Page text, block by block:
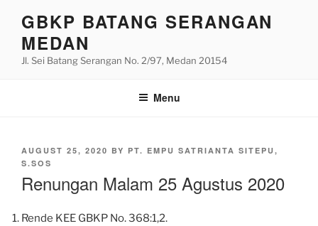
content
GBKP BATANG SERANGAN
MEDAN
Jl. Sei Batang Serangan No. 2/97, Medan 20154
Menu
POSTED
ON
AUGUST 25, 2020 BY PT. EMPU SATRIANTA SITEPU,
S.SOS
Renungan Malam 25 Agustus 2020
Rende KEE GBKP No. 368:1,2.